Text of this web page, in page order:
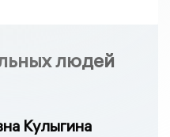
людей
Кулыгина